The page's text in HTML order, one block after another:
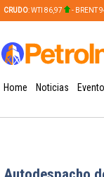
CRUDO: WTI 86,97 - BRENT
Home Noticias